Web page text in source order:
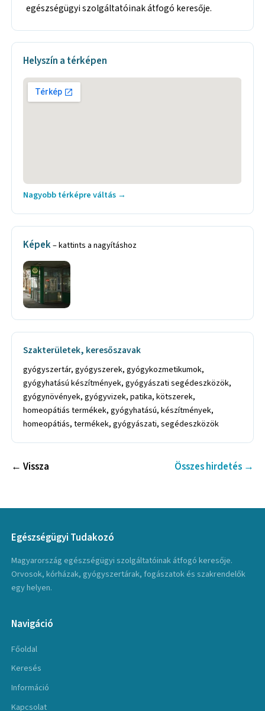
egészségügyi szolgáltatóinak átfogó keresője.
Helyszín a térképen
Nagyobb térképre váltás →
Képek– kattints a nagyításhoz
Szakterületek, keresőszavak
gyógyszertár, gyógyszerek, gyógykozmetikumok,
gyógyhatású készítmények, gyógyászati segédeszközök,
gyógynövények, gyógyvizek, patika, kötszerek,
homeopátiás termékek, gyógyhatású, készítmények,
homeopátiás, termékek, gyógyászati, segédeszközök
← Vissza Összes hirdetés →
Egészségügyi Tudakozó
Magyarország egészségügyi szolgáltatóinak átfogó keresője.
Orvosok, kórházak, gyógyszertárak, fogászatok és szakrendelők
egy helyen.
Navigáció
Főoldal
Keresés
Információ
Kapcsolat